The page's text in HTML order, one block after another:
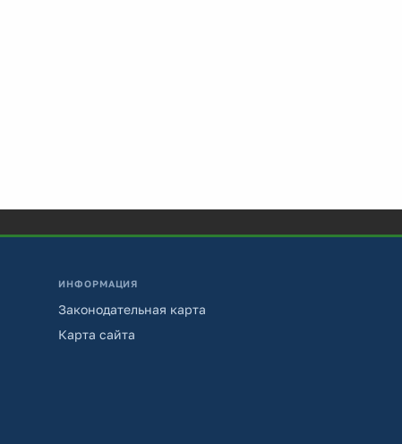
ИНФОРМАЦИЯ
Законодательная карта
Карта сайта